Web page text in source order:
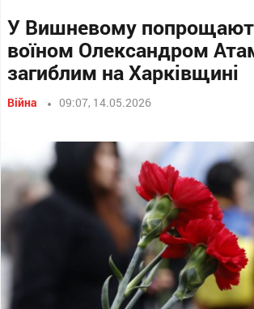
У Вишневому
воїном Олександром
загиблим на Харківщині
Війна 09:07, 14.05.2026